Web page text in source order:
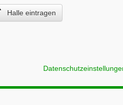
Halle eintragen